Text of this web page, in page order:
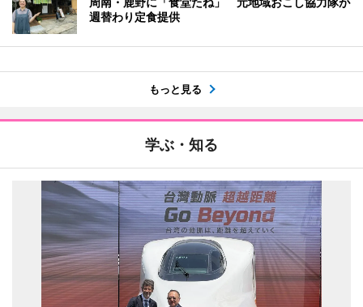
週替わり定食提供
もっと見る
学ぶ・知る